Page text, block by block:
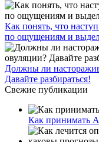
Как понять, что
по ощущениям и
Должны ли
Давайте разбираться!
Свежие публикации
Как принимать